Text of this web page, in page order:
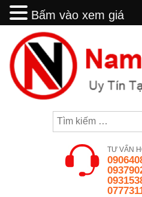
content
TƯ VẤN
Bấm vào xem giá
Bấm vào xem giá